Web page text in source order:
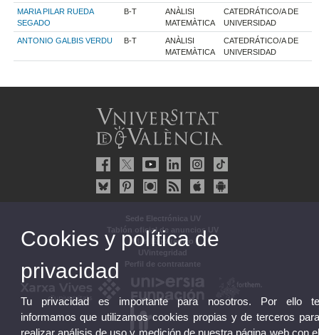
MARIA PILAR RUEDA
SEGADO
B-T
ANÀLISI
MATEMÀTICA
CATEDRÁTICO/A DE
UNIVERSIDAD
ANTONIO GALBIS VERDU B-T
ANÀLISI
MATEMÀTICA
CATEDRÁTICO/A DE
UNIVERSIDAD
Sede Electrónica UV
Tablón oficial de anuncios UV
Plan Estratégico
UVintegridad
Perfil de contratante
Cookies y política de
privacidad
Tu privacidad es importante para nosotros. Por ello
informamos que utilizamos cookies propias y de terceros
realizar análisis de uso y medición de nuestra página web con